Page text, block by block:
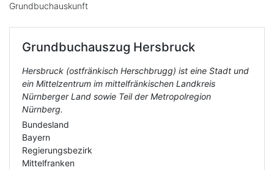
Grundbuchauskunft
Grundbuchauszug Hersbruck
Hersbruck (ostfränkisch Herschbrugg) ist eine Stadt und
ein Mittelzentrum im mittelfränkischen Landkreis
Nürnberger Land sowie Teil der Metropolregion
Nürnberg.
Bundesland
Bayern
Regierungsbezirk
Mittelfranken